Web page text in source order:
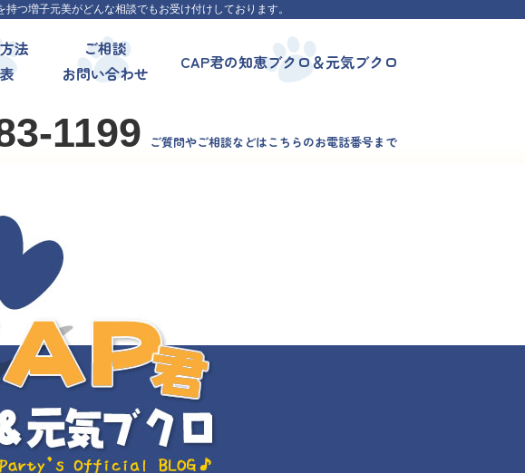
つ増子元美がどんな相談でもお受け付けしております。
法
ご相談
お問い合わせ
CAP君の知恵ブクロ＆元気ブクロ
1199 ご質問やご相談などはこちらのお電話番号まで